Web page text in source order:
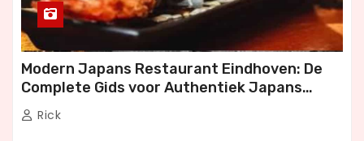
Modern Japans Restaurant Eindhoven: De
Complete Gids voor Authentiek Japans
Dineren
Rick